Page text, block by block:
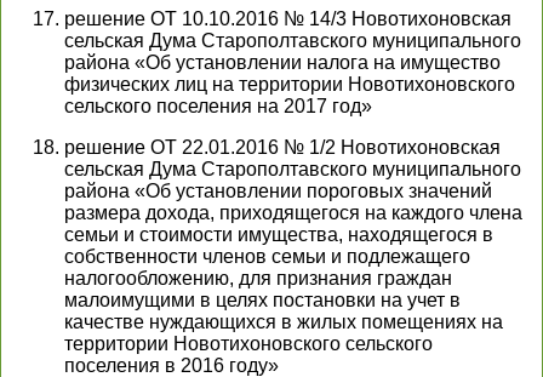
решение ОТ 10.10.2016 № 14/3 Новотихоновская
сельская Дума Старополтавского муниципального
района «Об установлении налога на имущество
физических лиц на территории Новотихоновского
сельского поселения на 2017 год»
решение ОТ 22.01.2016 № 1/2 Новотихоновская
сельская Дума Старополтавского муниципального
района «Об установлении пороговых значений
размера дохода, приходящегося на каждого члена
семьи и стоимости имущества, находящегося в
собственности членов семьи и подлежащего
налогообложению, для признания граждан
малоимущими в целях постановки на учет в
качестве нуждающихся в жилых помещениях на
территории Новотихоновского сельского
поселения в 2016 году»